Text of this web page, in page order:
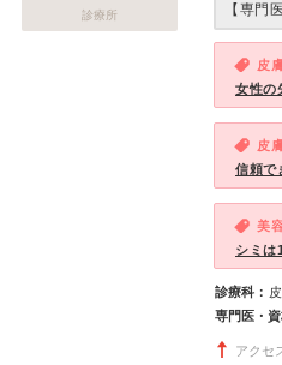
診療所
【専門
皮
女性の
皮
信頼で
美
シミは
診療科：
専門医・資
アクセ